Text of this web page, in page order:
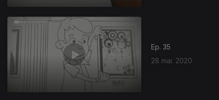
Ep. 35
28 mai. 2020